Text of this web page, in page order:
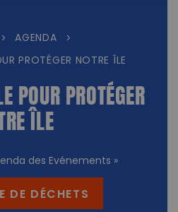
> AGENDA
>
PROTÉGER NOTRE ÎLE
POUR PROTÉGER
ÎLE
des Evénements »
DE DÉCHETS